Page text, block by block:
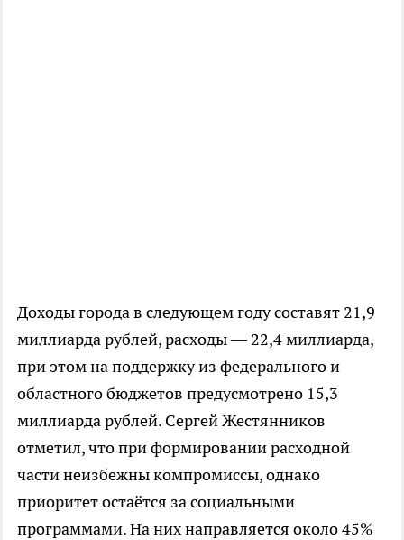
Доходы города в следующем году составят 21,9
миллиарда рублей, расходы — 22,4 миллиарда,
при этом на поддержку из федерального и
областного бюджетов предусмотрено 15,3
миллиарда рублей. Сергей Жестянников
отметил, что при формировании расходной
части неизбежны компромиссы, однако
приоритет остаётся за социальными
программами. На них направляется около 45%